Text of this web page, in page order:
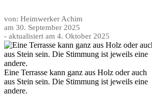
von: Heimwerker Achim
am 30. September 2025
- aktualisiert am 4. Oktober 2025
Eine Terrasse kann ganz aus Holz oder auch
aus Stein sein. Die Stimmung ist jeweils eine
andere.